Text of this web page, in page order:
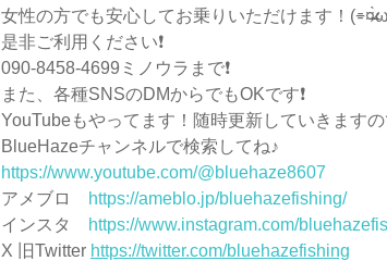
女性の方でも安心してお乗りいただけます！
是非ご利用ください❗️
090-8458-4699ミノウラまで❗️
また、各種SNSのDMからでもOKです❗️
YouTubeもやってます！随時更新していきますの
BlueHazeチャンネルで検索してね♪
https://www.youtube.com/@bluehaze8607
アメブロ
https://ameblo.jp/bluehazefishing/
インスタ
https://www.instagram.com/
X 旧Twitter https://twitter.com/bluehazefishing